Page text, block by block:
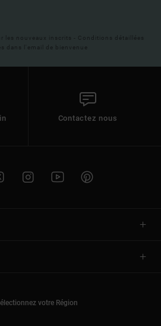
les nouveaux inscrits - Conditions détaillées
dans l'email de bienvenue
Contactez nous
votre Région